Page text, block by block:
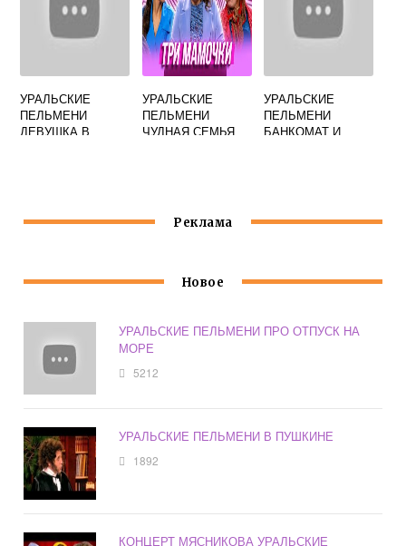
УРАЛЬСКИЕ
ПЕЛЬМЕНИ
ДЕВУШКА В
УРАЛЬСКИЕ
ПЕЛЬМЕНИ
ЧУДНАЯ СЕМЬЯ
УРАЛЬСКИЕ
ПЕЛЬМЕНИ
БАНКОМАТ И
Реклама
Новое
УРАЛЬСКИЕ ПЕЛЬМЕНИ ПРО ОТПУСК НА
МОРЕ
5212
УРАЛЬСКИЕ ПЕЛЬМЕНИ В ПУШКИНЕ
1892
КОНЦЕРТ МЯСНИКОВА УРАЛЬСКИЕ